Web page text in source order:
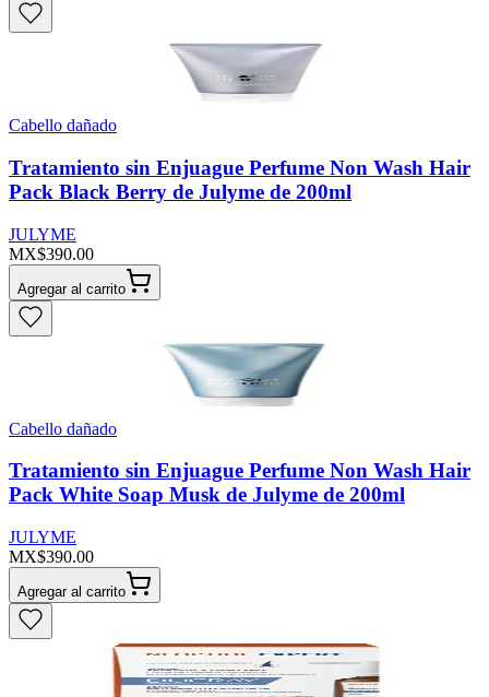
Cabello dañado
Tratamiento sin Enjuague Perfume Non Wash Hair
Pack Black Berry de Julyme de 200ml
JULYME
MX$390.00
Agregar al carrito
Cabello dañado
Tratamiento sin Enjuague Perfume Non Wash Hair
Pack White Soap Musk de Julyme de 200ml
JULYME
MX$390.00
Agregar al carrito